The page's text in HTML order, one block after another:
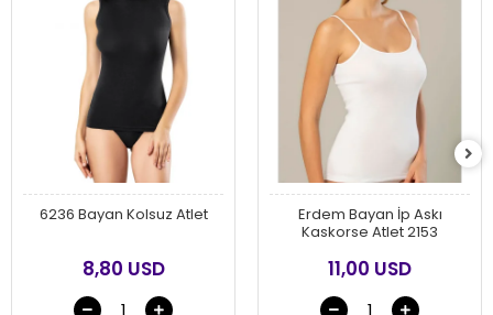
6236 Bayan Kolsuz Atlet
8,80 USD
Erdem Bayan İp Askı
Kaskorse Atlet 2153
11,00 USD